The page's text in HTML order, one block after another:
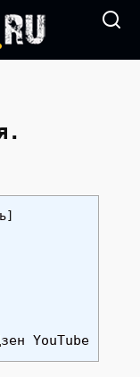
]
YouTube